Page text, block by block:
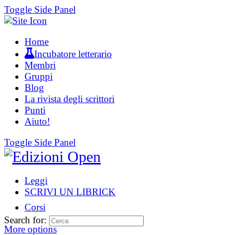
Toggle Side Panel
Home
Incubatore letterario
Membri
Gruppi
Blog
La rivista degli scrittori
Punti
Aiuto!
Toggle Side Panel
Leggi
SCRIVI UN LIBRICK
Corsi
More options
Search for: